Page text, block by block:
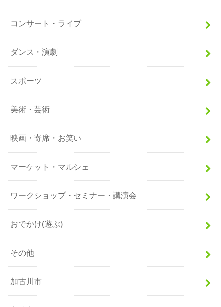
コンサート・ライブ
ダンス・演劇
スポーツ
美術・芸術
映画・寄席・お笑い
マーケット・マルシェ
ワークショップ・セミナー・講演会
おでかけ(遊ぶ)
その他
加古川市